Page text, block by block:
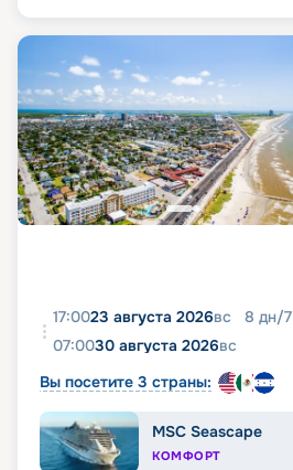
17:0023 августа 2026вс 8 дн/7
07:0030 августа 2026вс
Вы посетите 3 страны:
MSC Seascape
КОМФОРТ